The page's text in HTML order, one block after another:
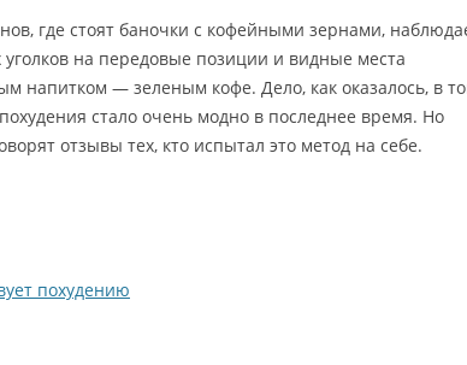
где стоят баночки с кофейными зернами,
на передовые позиции и видные места
напитком — зеленым кофе. Дело, как оказалось, в
стало очень модно в последнее время. Но
отзывы тех, кто испытал это метод на себе.
похудению